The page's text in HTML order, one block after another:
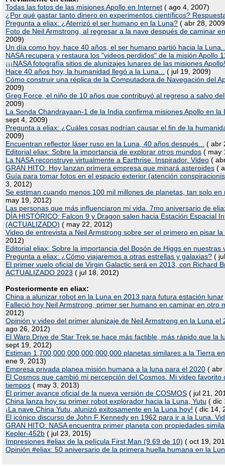
Todas las fotos de las misiones Apollo en Internet ( ago 4, 2007)
¿Por qué gastar tanto dinero en experimentos científicos?
Pregunta a eliax: ¿Aterrizó el ser humano en la Luna? ( abr 28,
Foto de Neil Armstrong, al regresar a la nave después de caminar
2009)
Un día como hoy, hace 40 años, el ser humano partió hacia la
NASA recupera y restaura los "videos perdidos" de la misión Apollo
¡¡¡NASA fotografía sitios de alunizajes lunares de las misiones
Hace 40 años hoy, la humanidad llegó a la Luna...
( jul 19, 2009)
Cómo construir una réplica de la Computadora de Navegación del
2009)
Greg Force, el niño de 10 años que contribuyó al regreso a salvo
2009)
La Sonda Chandrayaan-1 de la India confirma misiones Apollo en la
sept 4, 2009)
Pregunta a eliax: ¿Cuáles cosas podrían causar el fin de la
2009)
Encuentran reflector láser ruso en la Luna, 40 años después...
( abr
Editorial eliax: Sobre la importancia de explorar otros mundos ( may
La NASA reconstruye virtualmente a Earthrise. Inspirador. Video (
GRAN HITO: Hoy lanzan primera empresa que minará asteroides (
Guía para tomar fotos en el espacio exterior (atención
3, 2012)
Se estiman cuando menos 100 mil millones de planetas, tan solo en
may 19, 2012)
Las personas que más influenciaron mi vida. 7mo aniversario de
DÍA HISTÓRICO: Falcon 9 y Dragon salen hacia Estación Espacial
(ACTUALIZADO) ( may 22, 2012)
Video de entrevista a Neil Armstrong sobre ser el primero en pisar la
2012)
Editorial eliax: Sobre la importancia del Bosón de Higgs en nuestras
Pregunta a eliax: ¿Cómo viajaremos a otras estrellas y galaxias? (
El primer vuelo oficial de Virgin Galactic será en 2013, con Richard
ACTUALIZADO 2023 ( jul 18, 2012)
Posteriormente en eliax:
China a alunizar robot en la Luna en 2013 para futura estación lunar
Falleció hoy Neil Armstrong, primer ser humano en caminar en otro
2012)
Opinión y video del primer alunizaje de Neil Armstrong en la Luna el
ago 26, 2012)
El Warp Drive de Star Trek se hace más factible, más rápido que la
sept 19, 2012)
Estiman 1,700,000,000,000,000,000 planetas similares a la Tierra
ene 9, 2013)
Empresa privada planea misión humana a la luna para el 2020 ( abr
El Cosmos que cambió mi percepción del Cosmos. Mi video favorito
tiempos ( may 3, 2013)
El primer avance oficial de la nueva versión de COSMOS ( jul 21,
China lanza hoy su primer robot explorador hacia la Luna, Yutu ( dic
¡La nave China Yutu, alunizó exitosamente en la Luna hoy! ( dic 14,
El icónico discurso de John F Kennedy en 1962 para ir a la Luna.
GRAN HITO: NASA encuentra primer planeta con propiedades
Kepler-452b ( jul 23, 2015)
Impresiones #eliax de la película First Man (9.69 de 10) ( oct 19,
Opinión #eliax: 50 aniversario de la primera huella humana en la